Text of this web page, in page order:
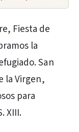
Fiesta de
la
San
la Virgen,
para
XIII.